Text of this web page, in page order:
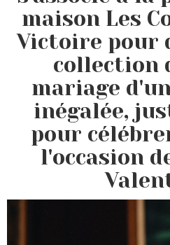
maison Les
Victoire pour
collection
mariage
inégalée,
pour
l'occasion